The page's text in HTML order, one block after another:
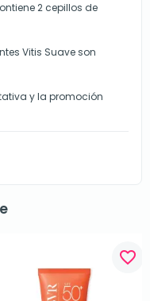
2 cepillos de
Vitis Suave son
y la promoción
favorite_border